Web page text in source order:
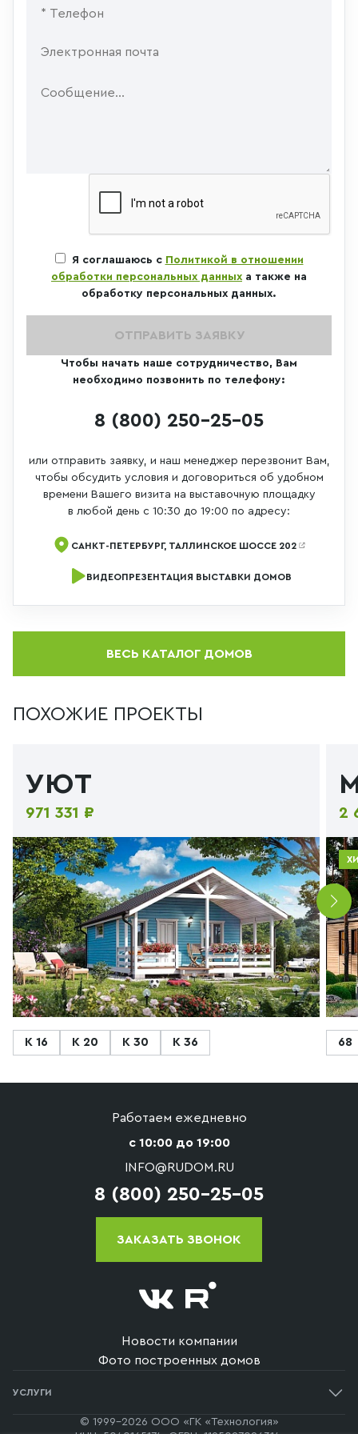
Чтобы начать наше сотрудничество, Вам
необходимо позвонить по телефону:
8 (800) 250-25-05
или отправить заявку, и наш менеджер перезвонит Вам,
чтобы обсудить условия и договориться об удобном
времени Вашего визита на выставочную площадку
в любой день с 10:30 до 19:00 по адресу:
САНКТ-ПЕТЕРБУРГ, ТАЛЛИНСКОЕ ШОССЕ 202
ВИДЕОПРЕЗЕНТАЦИЯ ВЫСТАВКИ ДОМОВ
Я соглашаюсь с Политикой в отношении
обработки персональных данных а также на
обработку персональных данных.
ОТПРАВИТЬ ЗАЯВКУ
ВЕСЬ КАТАЛОГ ДОМОВ
ПОХОЖИЕ ПРОЕКТЫ
УЮТ
971 331 ₽
К 16 К 20 К 30 К 36
2
68
Работаем ежедневно
с 10:00 до 19:00
INFO@RUDOM.RU
8 (800) 250-25-05
ЗАКАЗАТЬ ЗВОНОК
Новости компании
Фото построенных домов
УСЛУГИ
Одноэтажные дома
© 1999-2026 ООО «ГК «Технология»